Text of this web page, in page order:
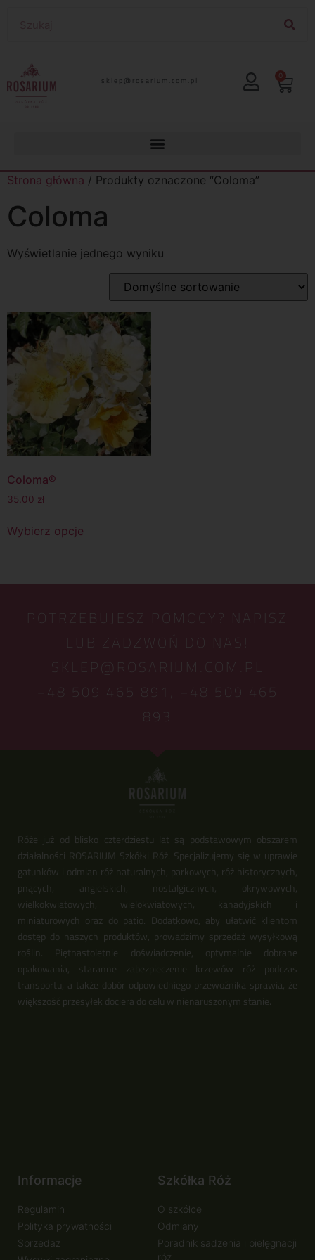
lp.moc.muirasor@pelks 0
Strona główna / Produkty oznaczone “Coloma”
Coloma
Wyświetlanie jednego wyniku
Coloma®
35.00 zł
Wybierz opcje
POTRZEBUJESZ POMOCY? NAPISZ
LUB ZADZWOŃ DO NAS!
SKLEP@ROSARIUM.COM.PL
+48 509 465 891,
+48 509 465
893
Róże już od blisko czterdziestu lat są podstawowym obszarem
działalności ROSARIUM Szkółki Róż. Specjalizujemy się w uprawie
gatunków i odmian róż naturalnych, parkowych, róż historycznych,
pnących, angielskich, nostalgicznych, okrywowych,
wielkokwiatowych, wielokwiatowych, kanadyjskich i
miniaturowych oraz do patio. Dodatkowo, aby ułatwić klientom
dostęp do naszych produktów, prowadzimy sprzedaż wysyłkową
roślin. Piętnastoletnie doświadczenie, optymalnie dobrane
opakowania, staranne zabezpieczenie krzewów róż podczas
transportu, a także dobór odpowiedniego przewoźnika sprawia, że
większość przesyłek dociera do celu w nienaruszonym stanie.
Informacje
Regulamin
Polityka prywatności
Sprzedaż
Szkółka Róż
O szkółce
Odmiany
Poradnik sadzenia i pielęgnacji
róż